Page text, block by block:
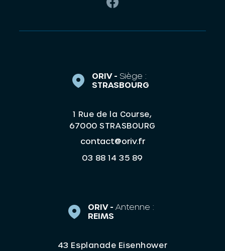
ORIV - Siège :
STRASBOURG
1 Rue de la Course,
67000 STRASBOURG
contact@oriv.fr
03 88 14 35 89
ORIV - Antenne :
REIMS
43 Esplanade Eisenhower